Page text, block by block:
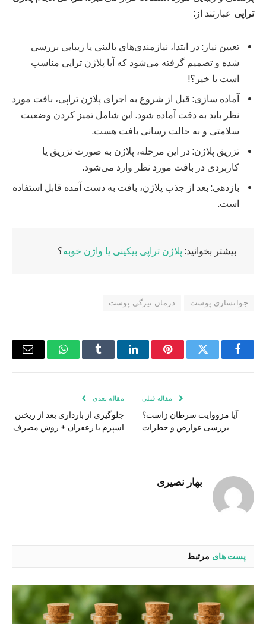
تراپی عبارتند از:
تعیین نیاز: در ابتدا، نیازمندی‌های بالینی یا زیبایی بررسی
شده و تصمیم گرفته می‌شود که آیا پلاژن تراپی مناسب
است یا خیر؟!
آماده سازی: قبل از شروع به اجرای پلاژن تراپی، بافت مورد
نظر باید به دقت آماده شود. این شامل تمیز کردن وضعیت
سلامتی و به حالت رسانی بافت هست.
تزریق پلاژن: در این مرحله، پلاژن به صورت تزریق یا
کاربردی در بافت مورد نظر وارد می‌شود.
بازدهی: بعد از جذب پلاژن، بافت به دست آمده قابل استفاده
است.
بیشتر بخوانید: پلاژن تراپی بیکینی یا واژن خوبه؟
جوانسازی پوست درمان تیرگی پوست
فیس
توییتر پینترستلینکدین Tumblr واتس
ایمیل
مقاله قبلی
آیا مزووایت سرطان زاست؟
بررسی عوارض و خطرات
مقاله بعدی
جلوگیری از بارداری بعد از ریختن
اسپرم با زعفران + روش مصرف
بهار نصیری
پست های مرتبط